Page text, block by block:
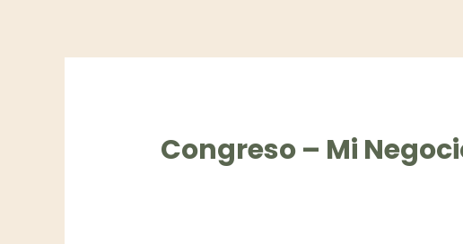
contenido
Congreso – Mi